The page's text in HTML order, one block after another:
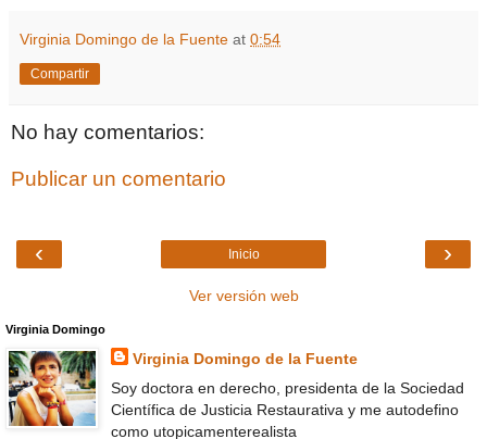
Virginia Domingo de la Fuente at 0:54
Compartir
No hay comentarios:
Publicar un comentario
‹ ›
Inicio
Ver versión web
Virginia Domingo
Virginia Domingo de la Fuente
Soy doctora en derecho, presidenta de la Sociedad
Científica de Justicia Restaurativa y me autodefino
como utopicamenterealista